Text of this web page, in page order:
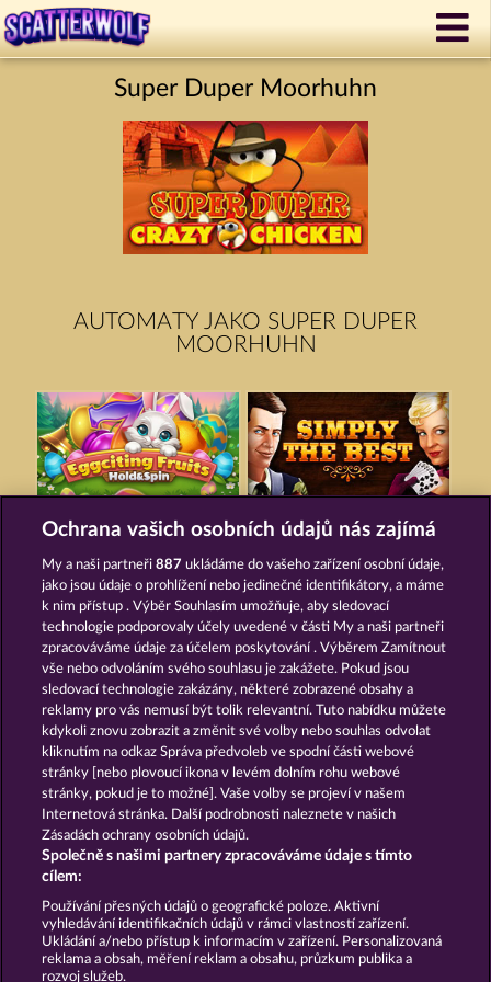
Super Duper Moorhuhn
AUTOMATY JAKO SUPER DUPER
MOORHUHN
SIMPLY THE BEST
PIGGY KINGS EGYPTIAN MOON
Podmínky Prohlášení o ochraně údajů
Kontakt Společnost Časté dotazy
Facebook
Podat Žádost o Odstoupení
Ochrana vašich osobních údajů nás zajímá
My a naši partneři887 ukládáme do vašeho zařízení osobní údaje,
jako jsou údaje o prohlížení nebo jedinečné identifikátory, a máme
k nim přístup . Výběr Souhlasím umožňuje, aby sledovací
technologie podporovaly účely uvedené v části My a naši partneři
zpracováváme údaje za účelem poskytování . Výběrem Zamítnout
vše nebo odvoláním svého souhlasu je zakážete. Pokud jsou
sledovací technologie zakázány, některé zobrazené obsahy a
reklamy pro vás nemusí být tolik relevantní. Tuto nabídku můžete
kdykoli znovu zobrazit a změnit své volby nebo souhlas odvolat
kliknutím na odkaz Správa předvoleb ve spodní části webové
stránky [nebo plovoucí ikona v levém dolním rohu webové
stránky, pokud je to možné]. Vaše volby se projeví v našem
Internetová stránka. Další podrobnosti naleznete v našich
Zásadách ochrany osobních údajů.
Společně s našimi partnery zpracováváme údaje s tímto
cílem:
Používání přesných údajů o geografické poloze. Aktivní
vyhledávání identifikačních údajů v rámci vlastností zařízení.
Ukládání a/nebo přístup k informacím v zařízení. Personalizovaná
reklama a obsah, měření reklam a obsahu, průzkum publika a
rozvoj služeb.